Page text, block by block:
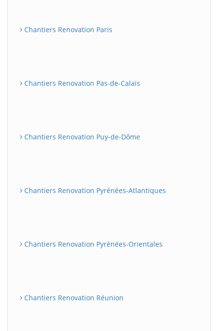
Chantiers Renovation Paris
Chantiers Renovation Pas-de-Calais
Chantiers Renovation Puy-de-Dôme
Chantiers Renovation Pyrénées-Atlantiques
Chantiers Renovation Pyrénées-Orientales
Chantiers Renovation Réunion